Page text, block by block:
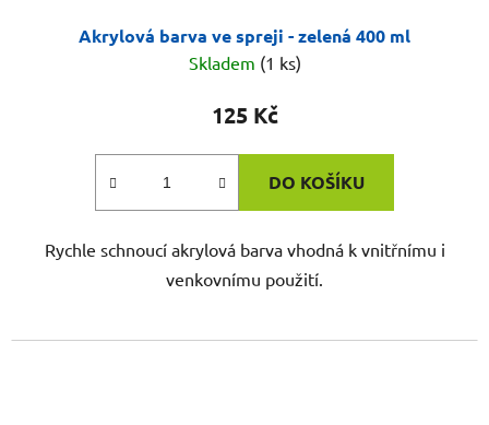
Akrylová barva ve spreji - zelená 400 ml
Skladem (1 ks)
125 Kč
DO KOŠÍKU
Rychle schnoucí akrylová barva vhodná k vnitřnímu i
venkovnímu použití.